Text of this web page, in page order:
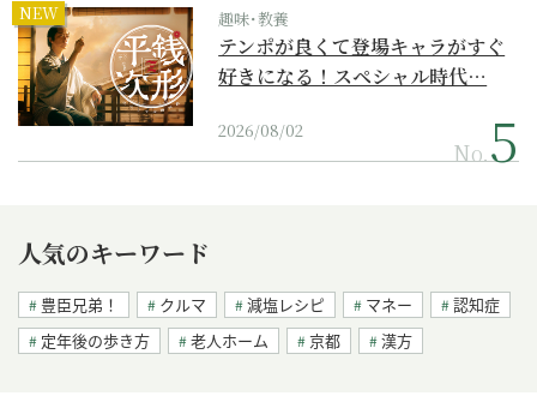
NEW 趣味･教養
テンポが良くて登場キャラがすぐ
好きになる！スペシャル時代…
2026/08/02
No.
人気のキーワード
豊臣兄弟！ クルマ 減塩レシピ マネー
認知症
定年後の歩き方
老人ホーム 京都 漢方